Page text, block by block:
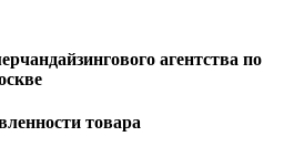
товара